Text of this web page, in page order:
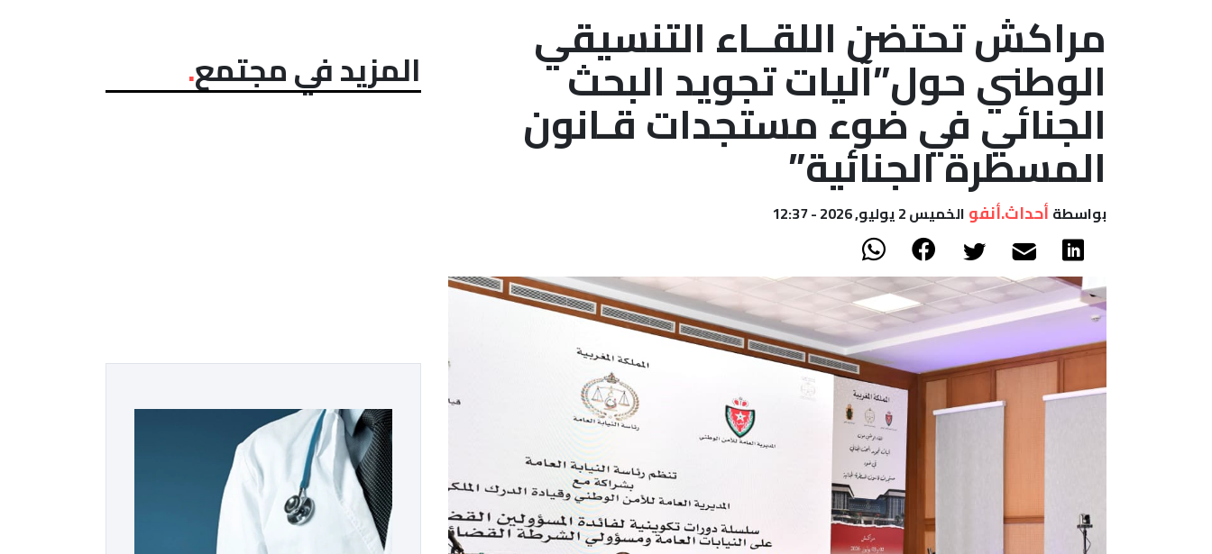
مراكش تحتضن اللقــاء التنسيقي
الوطني حول”آليات تجويد البحث
الجنائي في ضوء مستجدات قـانون
المسطرة الجنائية”
بواسطة أحداث.أنفو الخميس 2 يوليو, 2026 - 12:37
المزيد في مجتمع